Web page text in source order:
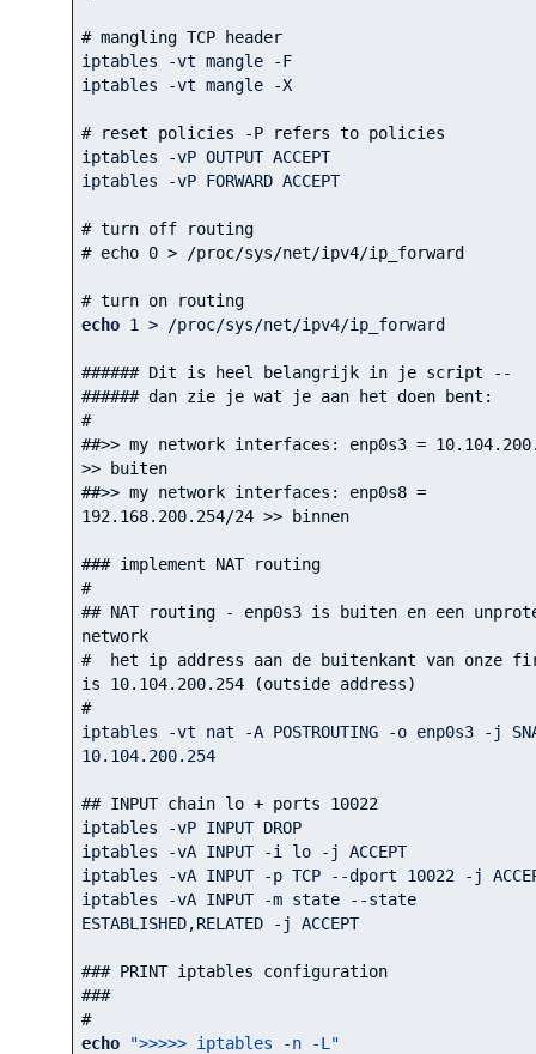
# mangling TCP header
iptables -vt mangle -F
iptables -vt mangle -X
# reset policies -P refers to policies
iptables -vP OUTPUT ACCEPT
iptables -vP FORWARD ACCEPT
# turn off routing
# echo 0 > /proc/sys/net/ipv4/ip_forward
# turn on routing
echo 1 > /proc/sys/net/ipv4/ip_forward
###### Dit is heel belangrijk in je script --
###### dan zie je wat je aan het doen bent:
#
##>> my network interfaces: enp0s3 =
>> buiten
##>> my network interfaces: enp0s8 =
192.168.200.254/24 >> binnen
### implement NAT routing
#
## NAT routing - enp0s3 is buiten en een
network
#  het ip address aan de buitenkant van onze
is 10.104.200.254 (outside address)
#
10.104.200.254
## INPUT chain lo + ports 10022
iptables -vP INPUT DROP
iptables -vA INPUT -i lo -j ACCEPT
iptables -vA INPUT -p TCP --dport 10022 -j
iptables -vA INPUT -m state --state
ESTABLISHED,RELATED -j ACCEPT
### PRINT iptables configuration
###
#
echo
">>>>> iptables -n -L"